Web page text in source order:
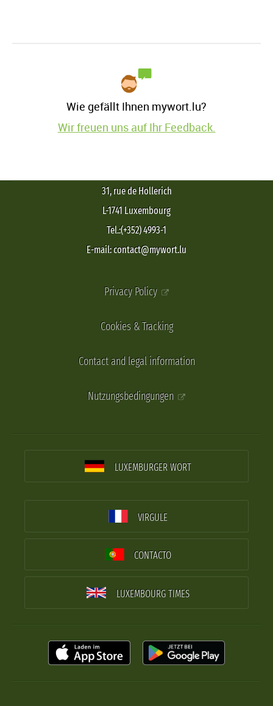
Wie gefällt Ihnen mywort.lu?
Wir freuen uns auf Ihr Feedback.
31, rue de Hollerich
L-1741 Luxembourg
Tel.:(+352) 4993-1
E-mail: contact@mywort.lu
Privacy Policy
Cookies & Tracking
Contact and legal information
Nutzungsbedingungen
LUXEMBURGER WORT
VIRGULE
CONTACTO
LUXEMBOURG TIMES